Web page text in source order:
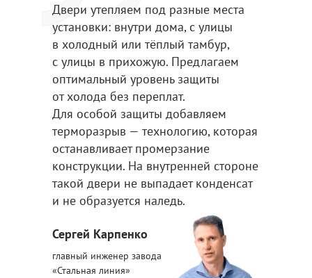
Двери утепляем под разные места
установки: внутри дома, с улицы
в холодный или тёплый тамбур,
с улицы в прихожую. Предлагаем
оптимальный уровень защиты
от холода без переплат.
Для особой защиты добавляем
терморазрыв — технологию, которая
останавливает промерзание
конструкции. На внутренней стороне
такой двери не выпадает конденсат
и не образуется наледь.
Сергей Карпенко
главный инженер завода
«Стальная линия»